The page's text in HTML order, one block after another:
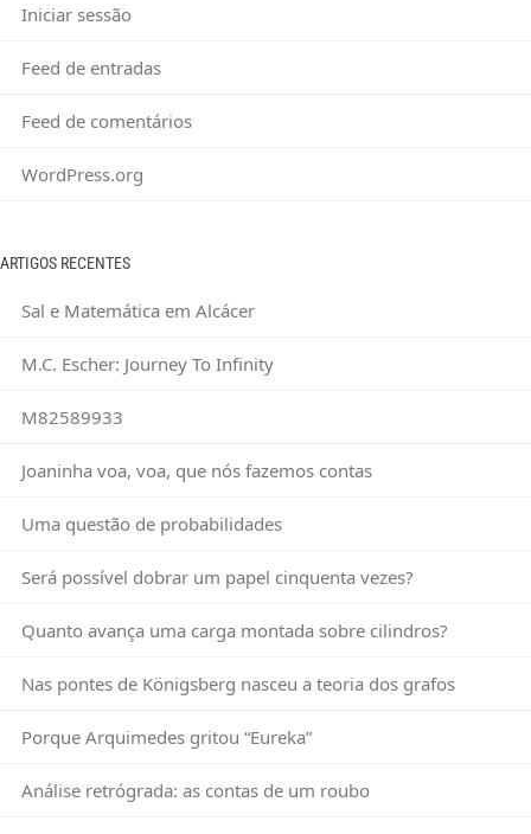
Iniciar sessão
Feed de entradas
Feed de comentários
WordPress.org
ARTIGOS RECENTES
Sal e Matemática em Alcácer
M.C. Escher: Journey To Infinity
M82589933
Joaninha voa, voa, que nós fazemos contas
Uma questão de probabilidades
Será possível dobrar um papel cinquenta vezes?
Quanto avança uma carga montada sobre cilindros?
Nas pontes de Königsberg nasceu a teoria dos grafos
Porque Arquimedes gritou “Eureka”
Análise retrógrada: as contas de um roubo